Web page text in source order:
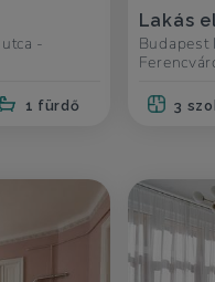
-
1 fürdő
Lakás
Budapest
3